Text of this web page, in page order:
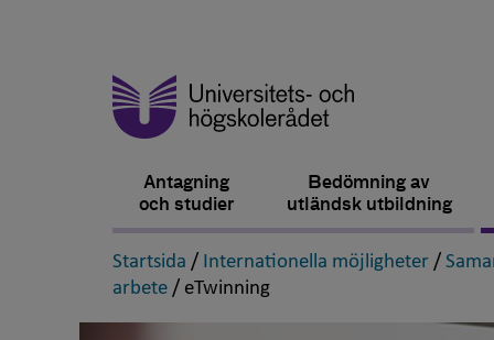
Antagning
och studier
Bedömning av
utländsk utbildning
Startsida ,
/ Internationella möjligheter ,
/
arbete ,
/ eTwinning,